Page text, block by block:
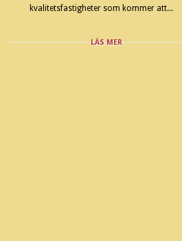
kvalitetsfastigheter som kommer att...
LÄS MER